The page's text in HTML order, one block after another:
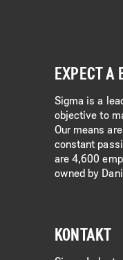
EXPECT A
Sigma is a
objective to
Our means
constant
are 4,600
owned by
KONTAKT